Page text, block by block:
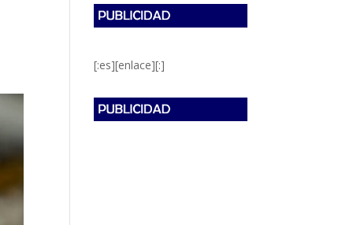
[:es][enlace][:]